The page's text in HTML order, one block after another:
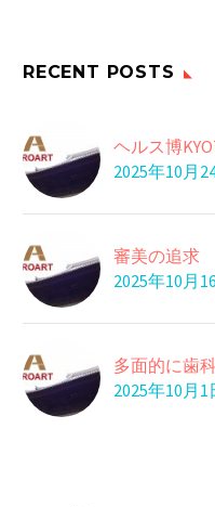
なかなか治
豚インフル
メキシコ保
歯石はどれ
に歯科医院に
30 1月 2024
る
足裏の角質
湯船で足を
RECENT POSTS
ヘルス博
2025年10月
審美の追求
2025年10月
多面的に歯
2025年10月1